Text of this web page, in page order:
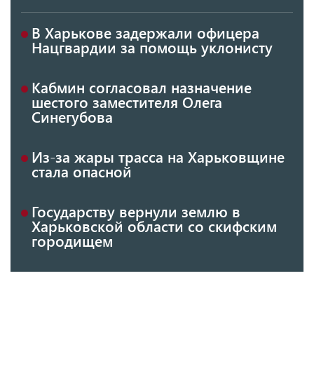
В Харькове задержали офицера
Нацгвардии за помощь уклонисту
Кабмин согласовал назначение
шестого заместителя Олега
Синегубова
Из-за жары трасса на Харьковщине
стала опасной
Государству вернули землю в
Харьковской области со скифским
городищем